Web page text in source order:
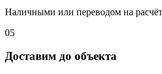
Наличными или переводом на
05
Доставим до объекта